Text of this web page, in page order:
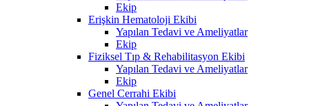
Ekip
Erişkin Hematoloji Ekibi
Yapılan Tedavi ve Ameliyatlar
Ekip
Fiziksel Tıp & Rehabilitasyon Ekibi
Yapılan Tedavi ve Ameliyatlar
Ekip
Genel Cerrahi Ekibi